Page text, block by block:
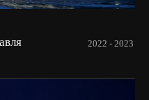
2022 - 2023